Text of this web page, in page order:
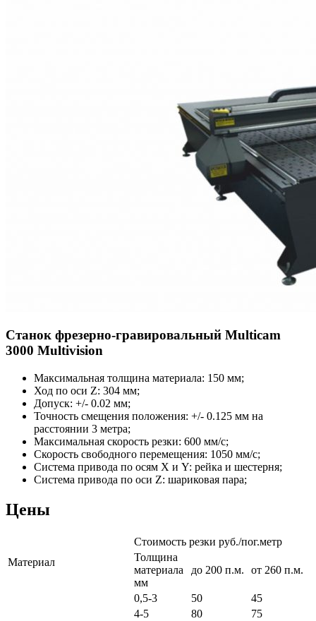
Станок фрезерно-гравировальный Multicam
3000 Multivision
Максимальная толщина материала: 150 мм;
Ход по оси Z: 304 мм;
Допуск: +/- 0.02 мм;
Точность смещения положения: +/- 0.125 мм на
расстоянии 3 метра;
Максимальная скорость резки: 600 мм/с;
Скорость свободного перемещения: 1050 мм/с;
Система привода по осям X и Y: рейка и шестерня;
Система привода по оси Z: шариковая пара;
Цены
Материал
Стоимость резки руб./пог.метр
Толщина
материала
мм
до 200 п.м. от 260 п.м.
0,5-3 50
45
4-5
80
75